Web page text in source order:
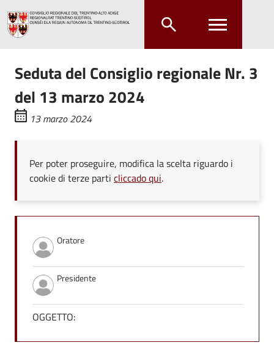
Seduta del Consiglio regionale Nr. 3
del 13 marzo 2024
13 marzo 2024
Per poter proseguire, modifica la scelta riguardo i
cookie di terze parti cliccado qui.
Oratore
Presidente
OGGETTO: